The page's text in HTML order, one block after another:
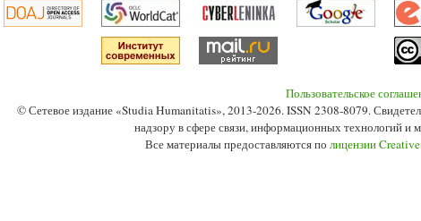
Пользовательское
© Сетевое издание «Studia Humanitatis», 2013-2026. ISSN 2308-8079.
надзору в сфере связи, информационных технологий и
Все материалы предоставляются по лицензии